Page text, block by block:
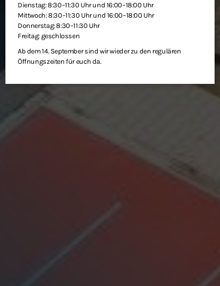
Dienstag: 8:30–11:30 Uhr und 16:00–18:00 Uhr
Mittwoch: 8:30–11:30 Uhr und 16:00–18:00 Uhr
Donnerstag: 8:30–11:30 Uhr
Freitag: geschlossen
Ab dem 14. September sind wir wieder zu den regulären
Öffnungszeiten für euch da.